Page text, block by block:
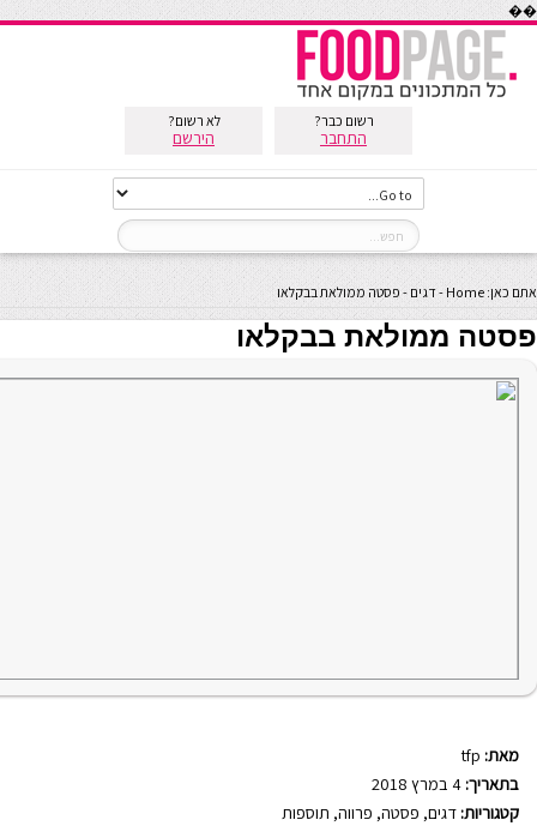
��
רשום כבר?
התחבר
לא רשום?
הירשם
אתם כאן: Home
-דגים - פסטה ממולאת בבקלאו
פסטה ממולאת בבקלאו
מאת: tfp
בתאריך:
קטגוריות: דגים, פסטה, פרווה, תוספות